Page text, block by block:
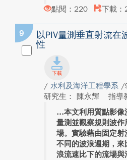
點閱：220
下載：
9
以PIV量測垂直射流在
性
/ 水利及海洋工程學系 /
研究生： 陳永輝
指導
本文利用質點影像
量測並觀察規則波
場。實驗藉由固定
不同的波浪週期，
浪流速比下的流場